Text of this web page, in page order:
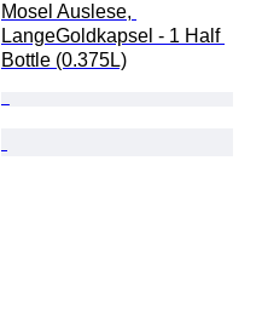
Mosel Auslese,
LangeGoldkapsel - 1 Half
Bottle (0.375L)